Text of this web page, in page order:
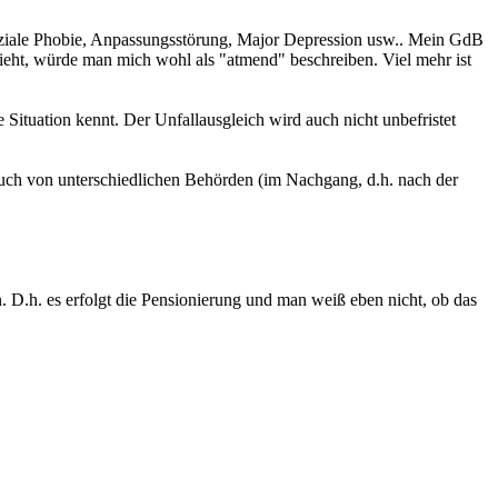
Phobie, Anpassungsstörung, Major Depression usw.. Mein GdB
würde man mich wohl als "atmend" beschreiben. Viel mehr ist
kennt. Der Unfallausgleich wird auch nicht unbefristet
von unterschiedlichen Behörden (im Nachgang, d.h. nach der
es erfolgt die Pensionierung und man weiß eben nicht, ob das